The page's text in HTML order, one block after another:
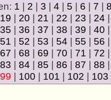
1 | 2 | 3 | 4 | 5 | 6 | 7 |
19 | 20 | 21 | 22 | 23 | 24
35 | 36 | 37 | 38 | 39 | 40
51 | 52 | 53 | 54 | 55 | 56
67 | 68 | 69 | 70 | 71 | 72
83 | 84 | 85 | 86 | 87 | 88
99 | 100 | 101 | 102 | 103